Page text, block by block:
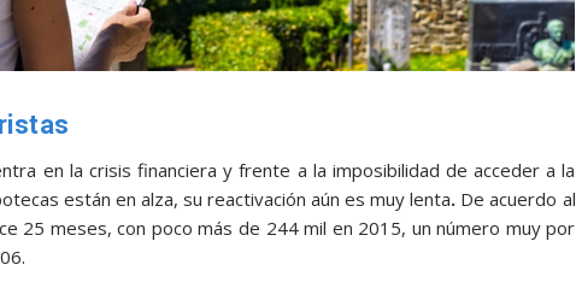
en la crisis financiera y frente a la imposibilidad de acceder a la
están en alza, su reactivación aún es muy lenta. De acuerdo al
25 meses, con poco más de 244 mil en 2015, un número muy por